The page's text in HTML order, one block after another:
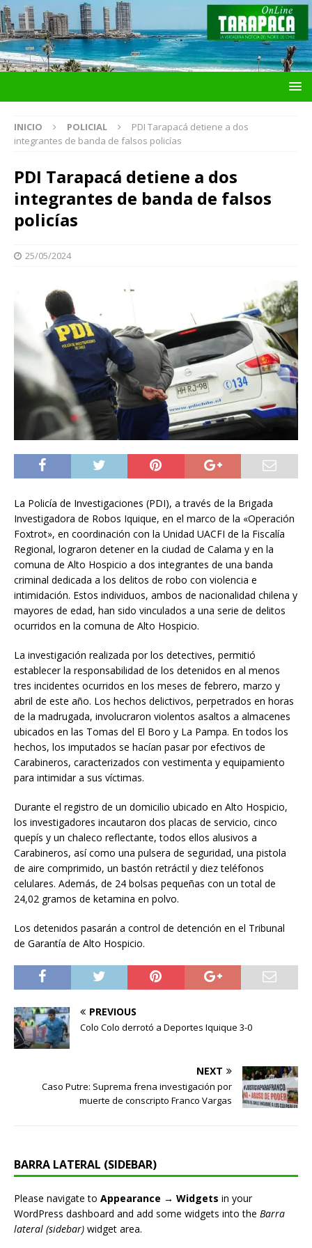
INICIO POLICIAL
PDI Tarapacá detiene a dos
integrantes de banda de falsos policías
PDI Tarapacá detiene a dos
integrantes de banda de falsos
policías
25/05/2024
La Policía de Investigaciones (PDI), a través de la Brigada
Investigadora de Robos Iquique, en el marco de la «Operación
Foxtrot», en coordinación con la Unidad UACFI de la Fiscalía
Regional, lograron detener en la ciudad de Calama y en la
comuna de Alto Hospicio a dos integrantes de una banda
criminal dedicada a los delitos de robo con violencia e
intimidación. Estos individuos, ambos de nacionalidad chilena y
mayores de edad, han sido vinculados a una serie de delitos
ocurridos en la comuna de Alto Hospicio.
La investigación realizada por los detectives, permitió
establecer la responsabilidad de los detenidos en al menos
tres incidentes ocurridos en los meses de febrero, marzo y
abril de este año. Los hechos delictivos, perpetrados en horas
de la madrugada, involucraron violentos asaltos a almacenes
ubicados en las Tomas del El Boro y La Pampa. En todos los
hechos, los imputados se hacían pasar por efectivos de
Carabineros, caracterizados con vestimenta y equipamiento
para intimidar a sus víctimas.
Durante el registro de un domicilio ubicado en Alto Hospicio,
los investigadores incautaron dos placas de servicio, cinco
quepís y un chaleco reflectante, todos ellos alusivos a
Carabineros, así como una pulsera de seguridad, una pistola
de aire comprimido, un bastón retráctil y diez teléfonos
celulares. Además, de 24 bolsas pequeñas con un total de
24,02 gramos de ketamina en polvo.
Los detenidos pasarán a control de detención en el Tribunal
de Garantía de Alto Hospicio.
PREVIOUS
Colo Colo derrotó a Deportes Iquique 3-0
NEXT
Caso Putre: Suprema frena investigación por
muerte de conscripto Franco Vargas
BARRA LATERAL (SIDEBAR)
Please navigate to Appearance → Widgets in your
WordPress dashboard and add some widgets into the Barra
lateral (sidebar) widget area.